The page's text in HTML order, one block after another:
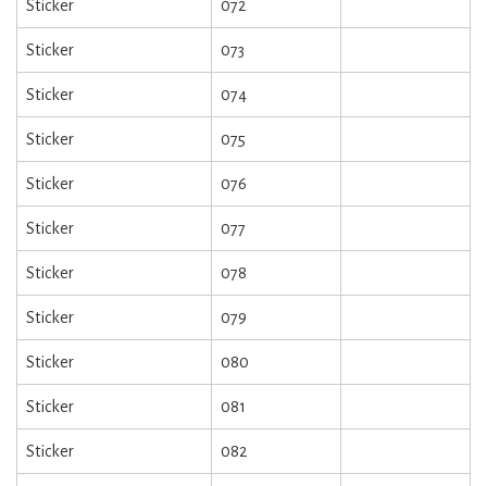
Sticker 072
Sticker 073
Sticker 074
Sticker 075
Sticker 076
Sticker 077
Sticker 078
Sticker 079
Sticker 080
Sticker 081
Sticker 082